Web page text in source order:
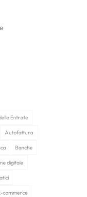
Entrate
Autofattura
Banche
digitale
commerce